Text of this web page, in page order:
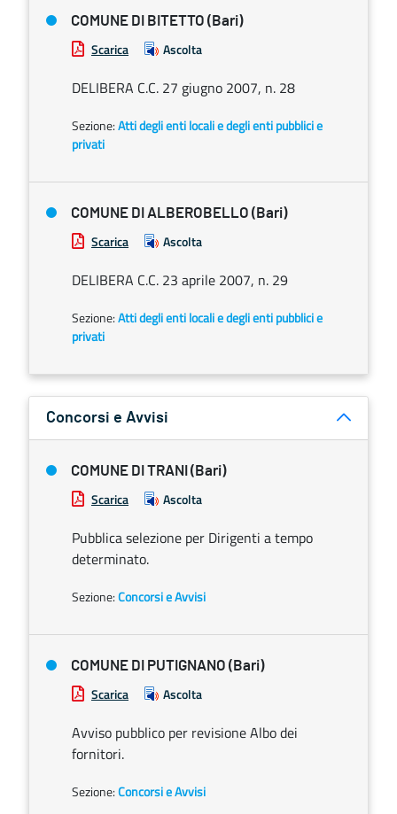
COMUNE DI BITETTO (Bari)
Scarica Ascolta
DELIBERA C.C. 27 giugno 2007, n. 28
Sezione:Atti degli enti locali e degli enti pubblici e
privati
COMUNE DI ALBEROBELLO (Bari)
Scarica Ascolta
DELIBERA C.C. 23 aprile 2007, n. 29
Sezione:Atti degli enti locali e degli enti pubblici e
privati
Concorsi e Avvisi
COMUNE DI TRANI (Bari)
Scarica Ascolta
Pubblica selezione per Dirigenti a tempo
determinato.
Sezione:Concorsi e Avvisi
COMUNE DI PUTIGNANO (Bari)
Scarica Ascolta
Avviso pubblico per revisione Albo dei
fornitori.
Sezione:Concorsi e Avvisi